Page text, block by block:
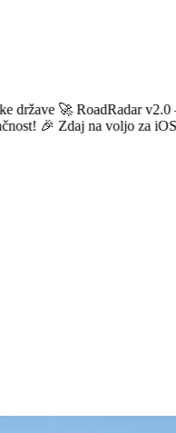
🚀 RoadRadar v2.0 —
🎉 Zdaj na voljo za iOS in